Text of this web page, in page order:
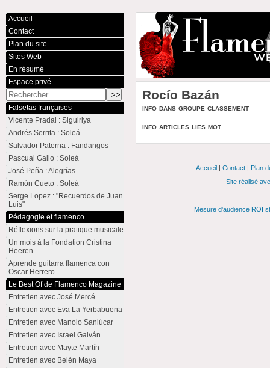
Rocío Bazán
info dans groupe classement
info articles lies mot
Accueil
Contact
Plan du site
Sites Web
En résumé
Espace privé
Falsetas françaises
Vicente Pradal : Siguiriya
Andrés Serrita : Soleá
Salvador Paterna : Fandangos
Pascual Gallo : Soleá
José Peña : Alegrías
Ramón Cueto : Soleá
Serge Lopez : "Recuerdos de Juan
Luis"
Pédagogie et flamenco
Réflexions sur la pratique musicale
Un mois à la Fondation Cristina
Heeren
Aprende guitarra flamenca con
Oscar Herrero
Le Best Of de Flamenco Magazine
Entretien avec José Mercé
Entretien avec Eva La Yerbabuena
Entretien avec Manolo Sanlúcar
Entretien avec Israel Galván
Entretien avec Mayte Martín
Entretien avec Belén Maya
Accueil| Contact| Plan
Site réalisé
Mesure d'audience ROI